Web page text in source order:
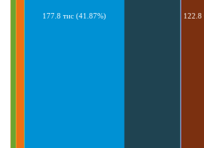
177.8 тис (41.87%) 122.8